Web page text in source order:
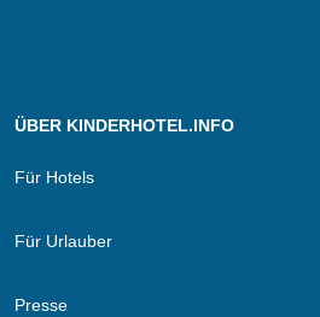
ÜBER KINDERHOTEL.INFO
Für Hotels
Für Urlauber
Presse